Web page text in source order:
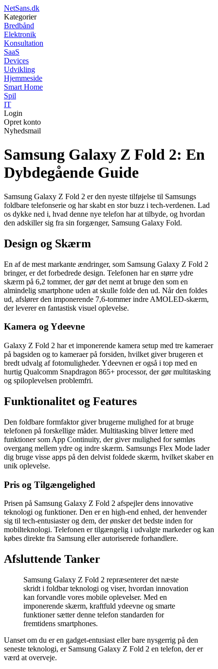
NetSans.dk
Kategorier
Bredbånd
Elektronik
Konsultation
SaaS
Devices
Udvikling
Hjemmeside
Smart Home
Spil
IT
Login
Opret konto
Nyhedsmail
Samsung Galaxy Z Fold 2: En
Dybdegående Guide
Samsung Galaxy Z Fold 2 er den nyeste tilføjelse til Samsungs
foldbare telefonserie og har skabt en stor buzz i tech-verdenen. Lad
os dykke ned i, hvad denne nye telefon har at tilbyde, og hvordan
den adskiller sig fra sin forgænger, Samsung Galaxy Fold.
Design og Skærm
En af de mest markante ændringer, som Samsung Galaxy Z Fold 2
bringer, er det forbedrede design. Telefonen har en større ydre
skærm på 6,2 tommer, der gør det nemt at bruge den som en
almindelig smartphone uden at skulle folde den ud. Når den foldes
ud, afslører den imponerende 7,6-tommer indre AMOLED-skærm,
der leverer en fantastisk visuel oplevelse.
Kamera og Ydeevne
Galaxy Z Fold 2 har et imponerende kamera setup med tre kameraer
på bagsiden og to kameraer på forsiden, hvilket giver brugeren et
bredt udvalg af fotomuligheder. Ydeevnen er også i top med en
hurtig Qualcomm Snapdragon 865+ processor, der gør multitasking
og spiloplevelsen problemfri.
Funktionalitet og Features
Den foldbare formfaktor giver brugerne mulighed for at bruge
telefonen på forskellige måder. Multitasking bliver lettere med
funktioner som App Continuity, der giver mulighed for sømløs
overgang mellem ydre og indre skærm. Samsungs Flex Mode lader
dig bruge visse apps på den delvist foldede skærm, hvilket skaber en
unik oplevelse.
Pris og Tilgængelighed
Prisen på Samsung Galaxy Z Fold 2 afspejler dens innovative
teknologi og funktioner. Den er en high-end enhed, der henvender
sig til tech-entusiaster og dem, der ønsker det bedste inden for
mobilteknologi. Telefonen er tilgængelig i udvalgte markeder og kan
købes direkte fra Samsung eller autoriserede forhandlere.
Afsluttende Tanker
Samsung Galaxy Z Fold 2 repræsenterer det næste
skridt i foldbar teknologi og viser, hvordan innovation
kan forvandle vores mobile oplevelser. Med en
imponerende skærm, kraftfuld ydeevne og smarte
funktioner sætter denne telefon standarden for
fremtidens smartphones.
Uanset om du er en gadget-entusiast eller bare nysgerrig på den
seneste teknologi, er Samsung Galaxy Z Fold 2 en telefon, der er
værd at overveje.